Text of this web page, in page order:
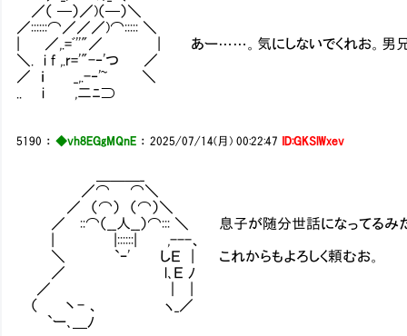
／（ ─）／)（─）＼
／::::::⌒／／／)⌒::::: ＼
| ／,.=ﾞ''"／ | あー……。気にしないでくれお。男兄弟
＼. i f ,.r='"-‐'つ ／
／ ｉ _,.-‐'~ ＼
.. i ,二ﾆ⊃
5190 ：◆vh8EGgMQnE ：2025/07/14(月) 00:22:47 ID:GKSlWxev
／⌒ ⌒＼
／ （⌒） （⌒）＼
／ ::⌒（__人__）⌒::: ＼ 息子が随分世話になってるみた
| |::::::| ,---、
＼ `ｰ' しＥ | これからもよろしく頼むお。
／ l､Ｅ ﾉ
／ ｜ |
（ 丶- 、 ヽ_／
`ー､＿ﾉ